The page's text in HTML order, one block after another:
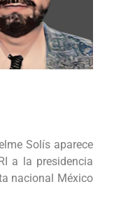
Solís aparece
a la presidencia
nacional México